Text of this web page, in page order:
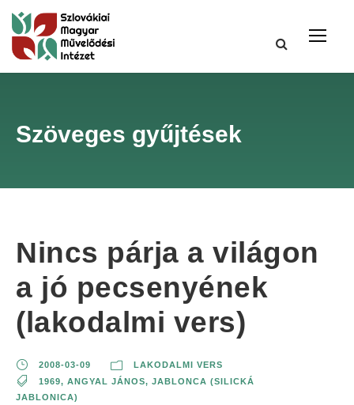
Szöveges gyűjtések
Nincs párja a világon
a jó pecsenyének
(lakodalmi vers)
2008-03-09
LAKODALMI VERS
1969, ANGYAL JÁNOS, JABLONCA (SILICKÁ
JABLONICA)